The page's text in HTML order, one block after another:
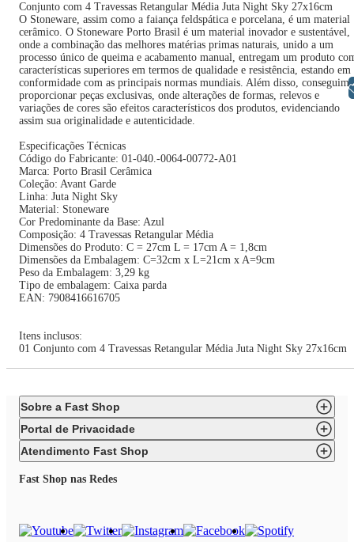
Conjunto com 4 Travessas Retangular Média Juta Night Sky 27x16cm
O Stoneware, assim como a faiança feldspática e porcelana, é um material
cerâmico. O Stoneware Porto Brasil é um material inovador e sustentável,
onde a combinação das melhores matérias primas naturais, unido a um
processo único de queima e acabamento manual, entregam um produto
características superiores em termos de qualidade e resistência, estando em
conformidade com as principais normas mundiais. Além disso,
proporcionar peças exclusivas, onde alterações de formas, relevos e
variações de cores são efeitos característicos dos produtos, evidenciando
assim sua originalidade e autenticidade.
Especificações Técnicas
Código do Fabricante: 01-040.-0064-00772-A01
Marca: Porto Brasil Cerâmica
Coleção: Avant Garde
Linha: Juta Night Sky
Material: Stoneware
Cor Predominante da Base: Azul
Composição: 4 Travessas Retangular Média
Dimensões do Produto: C = 27cm L = 17cm A = 1,8cm
Dimensões da Embalagem: C=32cm x L=21cm x A=9cm
Peso da Embalagem: 3,29 kg
Tipo de embalagem: Caixa parda
EAN: 7908416616705
Itens inclusos:
01 Conjunto com 4 Travessas Retangular Média Juta Night Sky 27x16cm
Sobre a Fast Shop
Portal de Privacidade
Atendimento Fast Shop
Fast Shop nas Redes
Libras